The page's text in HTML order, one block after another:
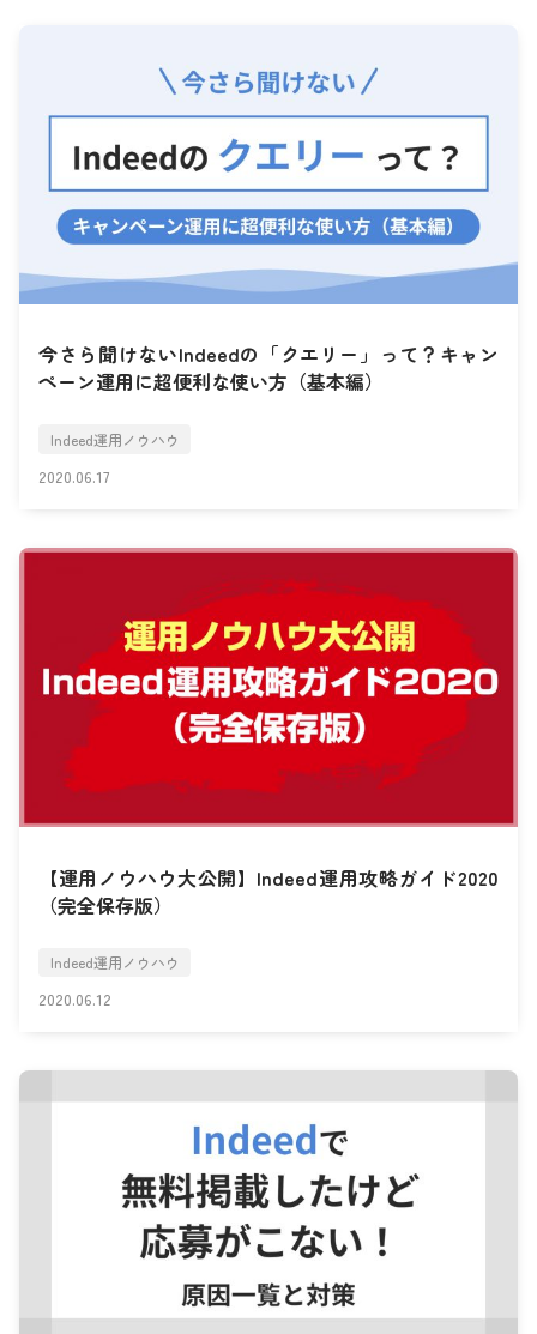
今さら聞けないIndeedの「クエリー」って？キャン
ペーン運用に超便利な使い方（基本編）
Indeed運用ノウハウ
2020.06.17
【運用ノウハウ大公開】Indeed運用攻略ガイド2020
（完全保存版）
Indeed運用ノウハウ
2020.06.12